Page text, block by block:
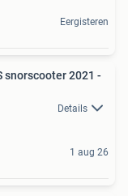
Eergisteren
snorscooter 2021 -
Details
1 aug 26